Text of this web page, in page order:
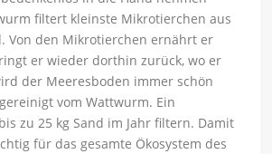
filtert kleinste Mikrotierchen aus
Von den Mikrotierchen ernährt er
er wieder dorthin zurück, wo er
der Meeresboden immer schön
vom Wattwurm. Ein
zu 25 kg Sand im Jahr filtern. Damit
für das gesamte Ökosystem des